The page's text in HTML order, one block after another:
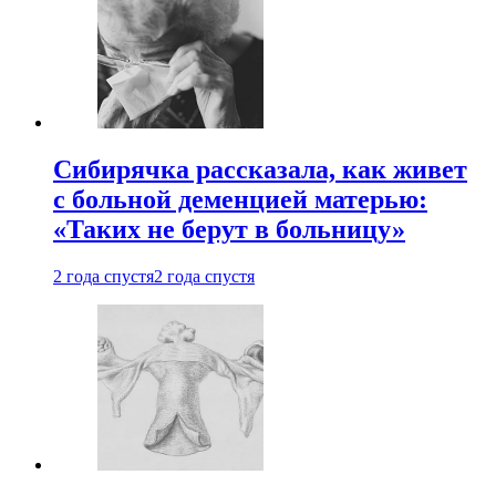
Сибирячка рассказала, как живет
с больной деменцией матерью:
«Таких не берут в больницу»
2 года спустя2 года спустя